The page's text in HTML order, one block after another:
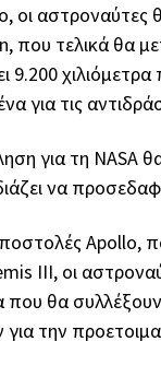
οι αστροναύτες
που τελικά θα
9.200
για τις
για τη NASA
να
Apollo,
III, οι
που θα
την